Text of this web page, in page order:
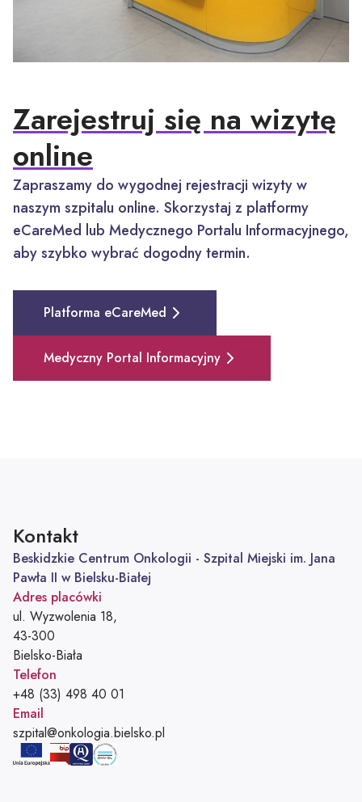
Zarejestruj się na wizytę
online
Zapraszamy do wygodnej rejestracji wizyty w
naszym szpitalu online. Skorzystaj z platformy
eCareMed lub Medycznego Portalu Informacyjnego,
aby szybko wybrać dogodny termin.
Platforma eCareMed
Medyczny Portal Informacyjny
Kontakt
Beskidzkie Centrum Onkologii - Szpital Miejski im. Jana
Pawła II w Bielsku-Białej
Adres placówki
ul. Wyzwolenia 18,
43-300
Bielsko-Biała
Telefon
Telefon:
+48 (33) 498 40 01
Email
Adres e-mail:
szpital@onkologia.bielsko.pl